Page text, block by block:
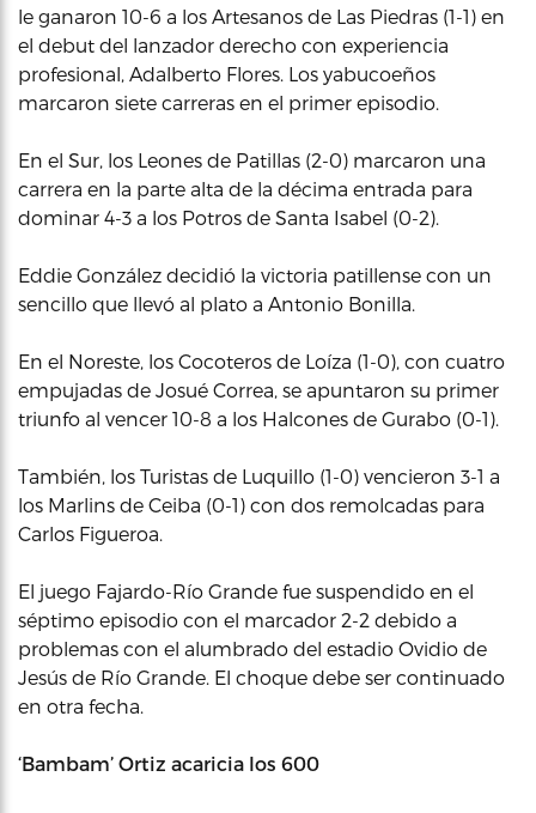
le ganaron 10-6 a los Artesanos de Las Piedras (1-1) en
el debut del lanzador derecho con experiencia
profesional, Adalberto Flores. Los yabucoeños
marcaron siete carreras en el primer episodio.
En el Sur, los Leones de Patillas (2-0) marcaron una
carrera en la parte alta de la décima entrada para
dominar 4-3 a los Potros de Santa Isabel (0-2).
Eddie González decidió la victoria patillense con un
sencillo que llevó al plato a Antonio Bonilla.
En el Noreste, los Cocoteros de Loíza (1-0), con cuatro
empujadas de Josué Correa, se apuntaron su primer
triunfo al vencer 10-8 a los Halcones de Gurabo (0-1).
También, los Turistas de Luquillo (1-0) vencieron 3-1 a
los Marlins de Ceiba (0-1) con dos remolcadas para
Carlos Figueroa.
El juego Fajardo-Río Grande fue suspendido en el
séptimo episodio con el marcador 2-2 debido a
problemas con el alumbrado del estadio Ovidio de
Jesús de Río Grande. El choque debe ser continuado
en otra fecha.
‘Bambam’ Ortiz acaricia los 600